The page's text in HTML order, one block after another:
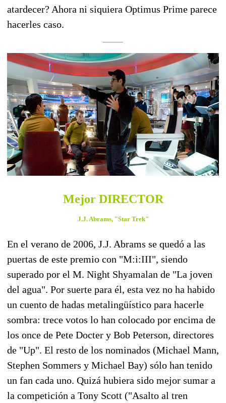
atardecer? Ahora ni siquiera Optimus Prime parece
hacerles caso.
Mejor DIRECTOR
J.J. Abrams, "Star Trek"
En el verano de 2006, J.J. Abrams se quedó a las
puertas de este premio con "M:i:III", siendo
superado por el M. Night Shyamalan de "La joven
del agua". Por suerte para él, esta vez no ha habido
un cuento de hadas metalingüístico para hacerle
sombra: trece votos lo han colocado por encima de
los once de Pete Docter y Bob Peterson, directores
de "Up". El resto de los nominados (Michael Mann,
Stephen Sommers y Michael Bay) sólo han tenido
un fan cada uno. Quizá hubiera sido mejor sumar a
la competición a Tony Scott ("Asalto al tren